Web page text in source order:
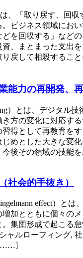
、「取り戻す、回収
ビジネス領域にお
どを回収する」など
、まとまった支出
戻して相殺するこ
能力の再開発、再
）とは、デジタル技
方の変化に対応す
得として再教育を
めとした大きな変
後その領域の技能
社会的手抜き）
effect）とは
加とともに個々の
集団形成で起こる怠
ャルローフィング,
[……]